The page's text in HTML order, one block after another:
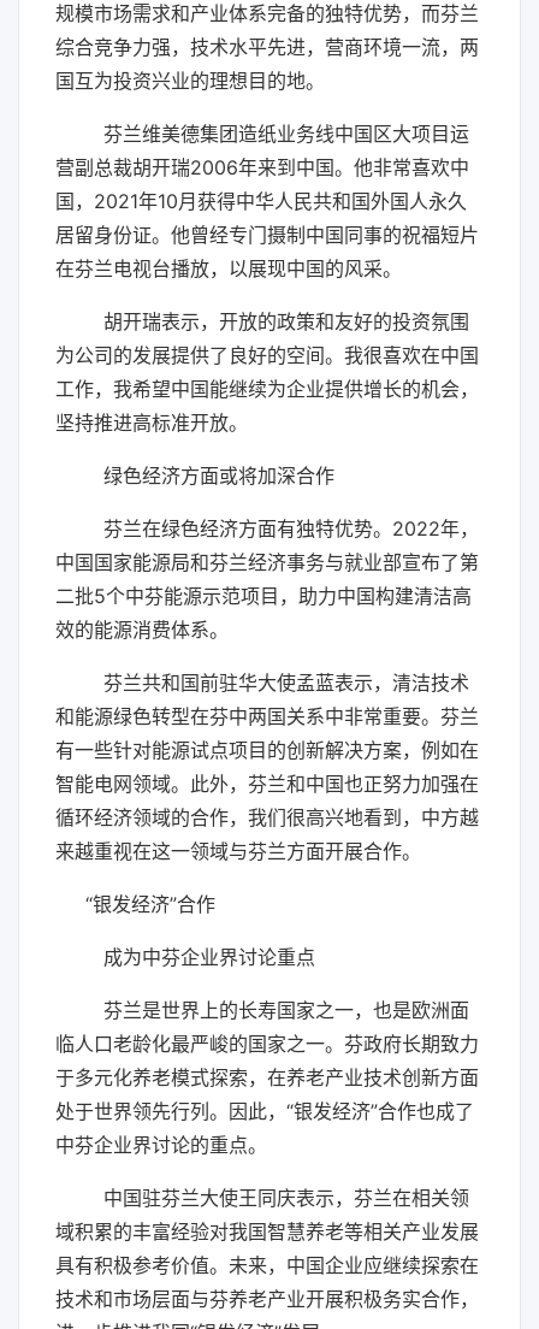
规模市场需求和产业体系完备的独特优势，而芬兰
综合竞争力强，技术水平先进，营商环境一流，两
国互为投资兴业的理想目的地。
芬兰维美德集团造纸业务线中国区大项目运
营副总裁胡开瑞2006年来到中国。他非常喜欢中
国，2021年10月获得中华人民共和国外国人永久
居留身份证。他曾经专门摄制中国同事的祝福短片
在芬兰电视台播放，以展现中国的风采。
胡开瑞表示，开放的政策和友好的投资氛围
为公司的发展提供了良好的空间。我很喜欢在中国
工作，我希望中国能继续为企业提供增长的机会，
坚持推进高标准开放。
绿色经济方面或将加深合作
芬兰在绿色经济方面有独特优势。2022年，
中国国家能源局和芬兰经济事务与就业部宣布了第
二批5个中芬能源示范项目，助力中国构建清洁高
效的能源消费体系。
芬兰共和国前驻华大使孟蓝表示，清洁技术
和能源绿色转型在芬中两国关系中非常重要。芬兰
有一些针对能源试点项目的创新解决方案，例如在
智能电网领域。此外，芬兰和中国也正努力加强在
循环经济领域的合作，我们很高兴地看到，中方越
来越重视在这一领域与芬兰方面开展合作。
“银发经济”合作
成为中芬企业界讨论重点
芬兰是世界上的长寿国家之一，也是欧洲面
临人口老龄化最严峻的国家之一。芬政府长期致力
于多元化养老模式探索，在养老产业技术创新方面
处于世界领先行列。因此，“银发经济”合作也成了
中芬企业界讨论的重点。
中国驻芬兰大使王同庆表示，芬兰在相关领
域积累的丰富经验对我国智慧养老等相关产业发展
具有积极参考价值。未来，中国企业应继续探索在
技术和市场层面与芬养老产业开展积极务实合作，